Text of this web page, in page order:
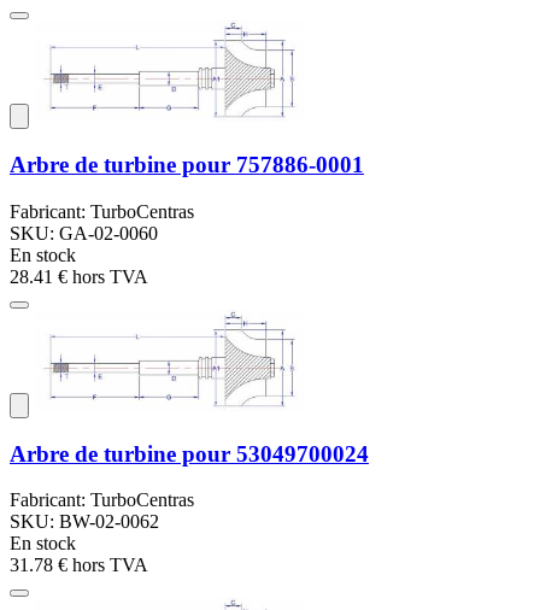
Arbre de turbine pour 757886-0001
Fabricant: TurboCentras
SKU: GA-02-0060
En stock
28.41 € hors TVA
Arbre de turbine pour 53049700024
Fabricant: TurboCentras
SKU: BW-02-0062
En stock
31.78 € hors TVA